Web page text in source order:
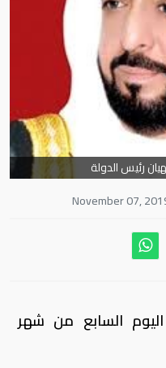
رئيس الدولة
السابع من شهر